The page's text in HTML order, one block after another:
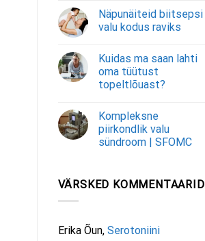
Näpunäiteid biitsepsi
valu kodus raviks
Kuidas ma saan lahti
oma tüütust
topeltlõuast?
Kompleksne
piirkondlik valu
sündroom | SFOMC
VÄRSKED KOMMENTAARID
Erika Õun, Serotoniini